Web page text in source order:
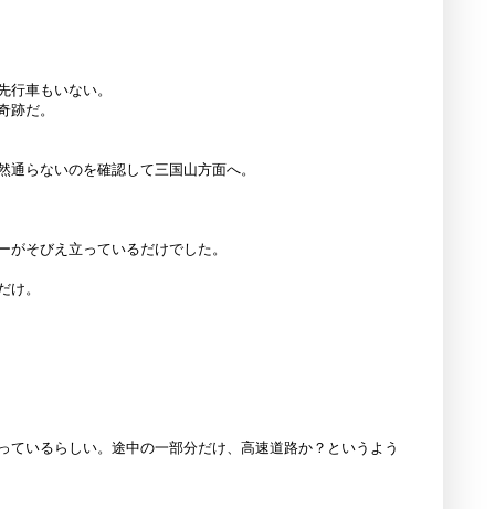
車もいない。
跡だ。
らないのを確認して三国山方面へ。
そびえ立っているだけでした。
け。
いるらしい。途中の一部分だけ、高速道路か？というよう